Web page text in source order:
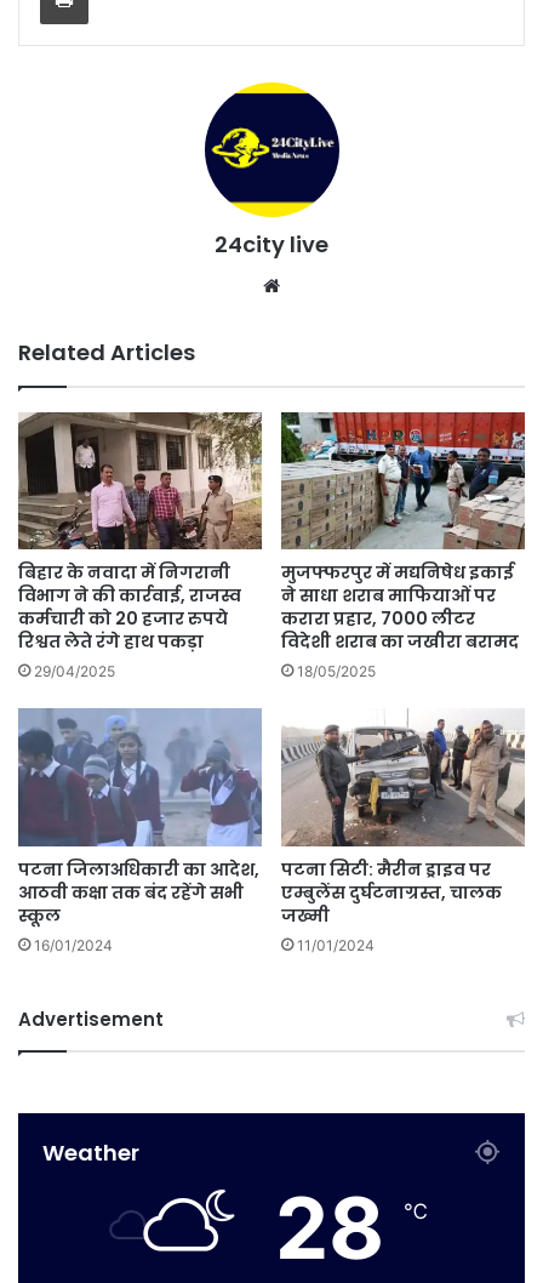
24city live
Related Articles
बिहार के नवादा में निगरानी
विभाग ने की कार्रवाई, राजस्व
कर्मचारी को 20 हजार रुपये
रिश्वत लेते रंगे हाथ पकड़ा
29/04/2025
मुजफ्फरपुर में मद्यनिषेध इकाई
ने साधा शराब माफियाओं पर
करारा प्रहार, 7000 लीटर
विदेशी शराब का जखीरा बरामद
18/05/2025
पटना जिलाअधिकारी का आदेश,
आठवी कक्षा तक बंद रहेंगे सभी
स्कूल
16/01/2024
पटना सिटी: मैरीन ड्राइव पर
एम्बुलेंस दुर्घटनाग्रस्त, चालक
जख्मी
11/01/2024
Advertisement
Weather
28 ℃